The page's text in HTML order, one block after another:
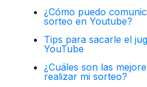
¿Cómo puedo
sorteo en Youtube?
Tips para sacarle el
YouTube
¿Cuáles son las
realizar mi sorteo?